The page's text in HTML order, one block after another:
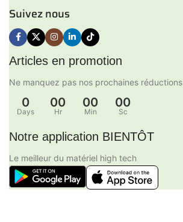
Suivez nous
Articles en promotion
Ne manquez pas nos prochaines réductions
0
Days
00
Hr
00
Min
00
Sc
Notre application BIENTÔT
Le meilleur du matériel high tech